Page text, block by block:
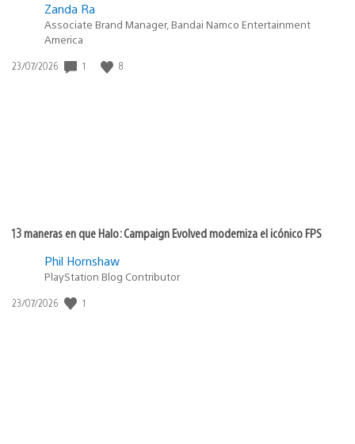
Zanda Ra
Associate Brand Manager, Bandai Namco Entertainment
America
Fecha
23/07/2026 1 8
13 maneras en que Halo: Campaign Evolved moderniza el icónico FPS
Phil Hornshaw
PlayStation Blog Contributor
Fecha
23/07/2026 1